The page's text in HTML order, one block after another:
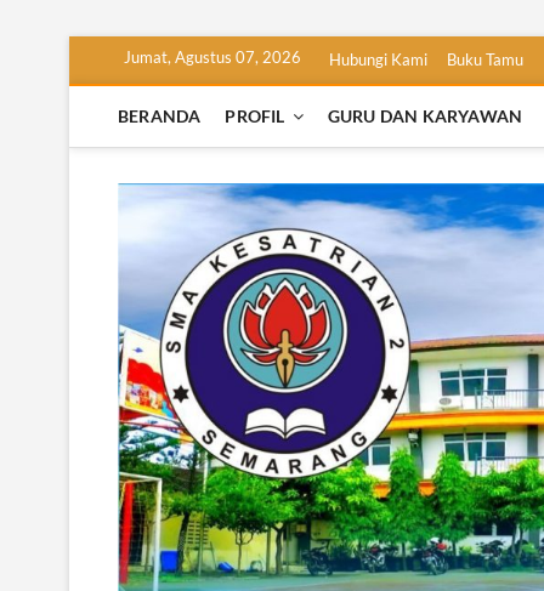
Jumat, Agustus 07, 2026 Hubungi Kami Buku Tamu
BERANDA PROFIL GURU DAN KARYAWAN